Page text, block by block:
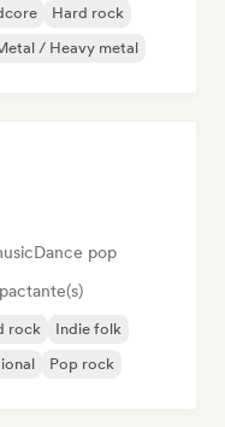
Hard rock
/ Heavy metal
Dance pop
rock
Indie folk
Pop rock